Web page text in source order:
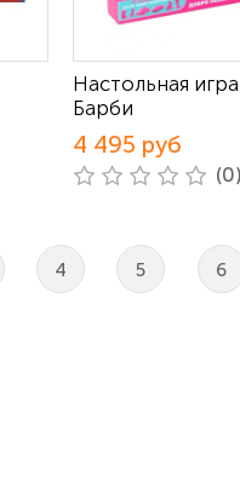
Настольная
Барби
4 495 руб
4 5 6